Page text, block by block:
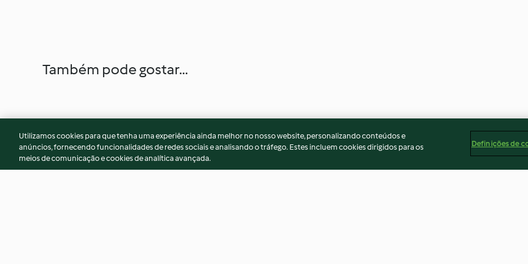
Também pode gostar...
Utilizamos cookies para que tenha uma experiência ainda melhor no nosso website, personalizando conteúdos e
anúncios, fornecendo funcionalidades de redes sociais e analisando o tráfego. Estes incluem cookies dirigidos para os
meios de comunicação e cookies de analítica avançada.
Definições de